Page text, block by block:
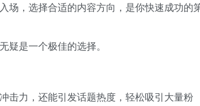
场，选择合适的内容方向，是你快速成功的
是一个极佳的选择。
击力，还能引发话题热度，轻松吸引大量粉